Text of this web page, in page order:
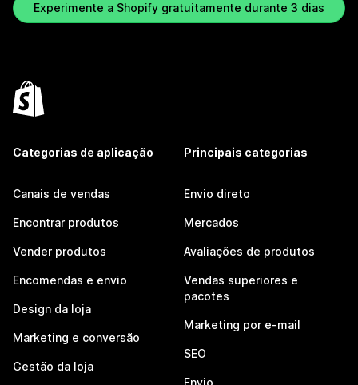
Experimente a Shopify gratuitamente durante 3 dias
Categorias de aplicação
Canais de vendas
Encontrar produtos
Vender produtos
Encomendas e envio
Design da loja
Marketing e conversão
Gestão da loja
Principais categorias
Envio direto
Mercados
Avaliações de produtos
Vendas superiores e
pacotes
Marketing por e-mail
SEO
Envio